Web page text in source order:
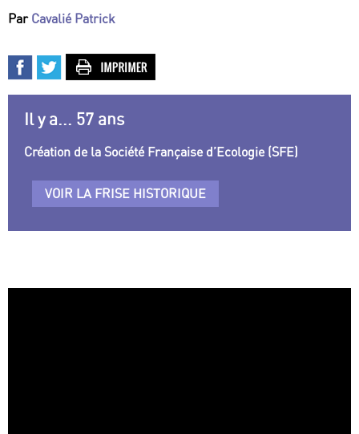
Par Cavalié Patrick
Il y a... 57 ans
Création de la Société Française d’Ecologie (SFE)
VOIR LA FRISE HISTORIQUE